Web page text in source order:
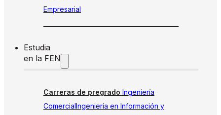
Empresarial
Estudia
en la FEN
Carreras de pregrado Ingeniería
ComercialIngeniería en Información y